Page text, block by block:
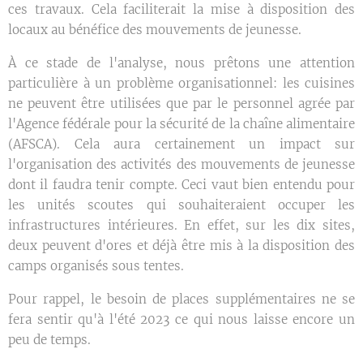
ces travaux. Cela faciliterait la mise à disposition des
locaux au bénéfice des mouvements de jeunesse.
À ce stade de l'analyse, nous prêtons une attention
particulière à un problème organisationnel: les cuisines
ne peuvent être utilisées que par le personnel agrée par
l'Agence fédérale pour la sécurité de la chaîne alimentaire
(AFSCA). Cela aura certainement un impact sur
l'organisation des activités des mouvements de jeunesse
dont il faudra tenir compte. Ceci vaut bien entendu pour
les unités scoutes qui souhaiteraient occuper les
infrastructures intérieures. En effet, sur les dix sites,
deux peuvent d'ores et déjà être mis à la disposition des
camps organisés sous tentes.
Pour rappel, le besoin de places supplémentaires ne se
fera sentir qu'à l'été 2023 ce qui nous laisse encore un
peu de temps.